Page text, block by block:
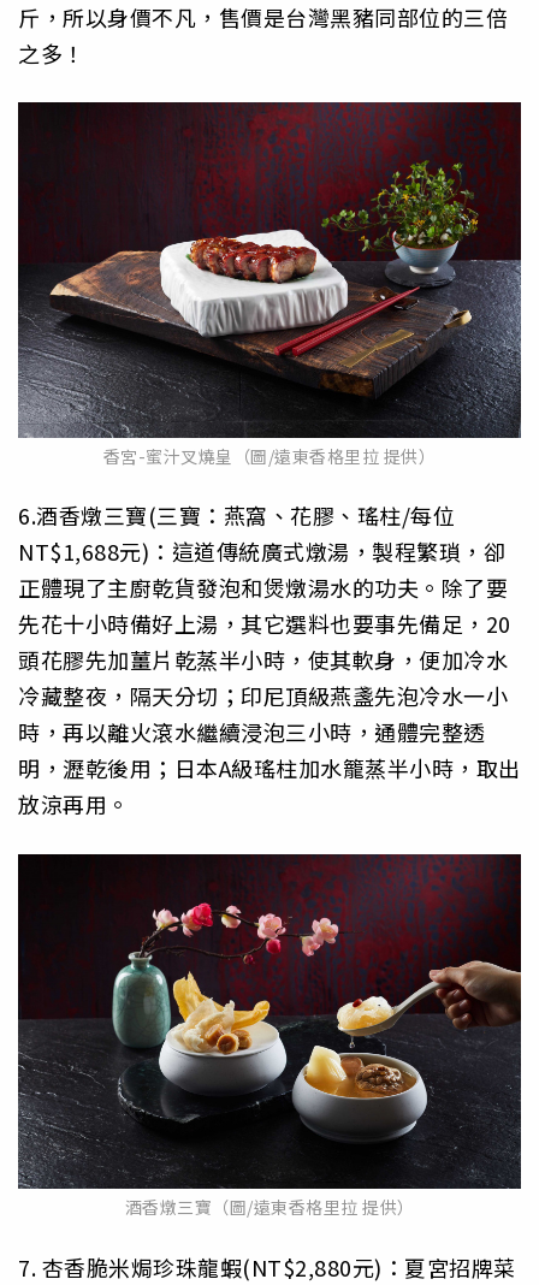
斤，所以身價不凡，售價是台灣黑豬同部位的三倍
之多！
香宮-蜜汁叉燒皇（圖/遠東香格里拉 提供）
6.酒香燉三寶(三寶：燕窩、花膠、瑤柱/每位
NT$1,688元)：這道傳統廣式燉湯，製程繁瑣，卻
正體現了主廚乾貨發泡和煲燉湯水的功夫。除了要
先花十小時備好上湯，其它選料也要事先備足，20
頭花膠先加薑片乾蒸半小時，使其軟身，便加冷水
冷藏整夜，隔天分切；印尼頂級燕盞先泡冷水一小
時，再以離火滾水繼續浸泡三小時，通體完整透
明，瀝乾後用；日本A級瑤柱加水籠蒸半小時，取出
放涼再用。
酒香燉三寶（圖/遠東香格里拉 提供）
7. 杏香脆米焗珍珠龍蝦(NT$2,880元)：夏宮招牌菜